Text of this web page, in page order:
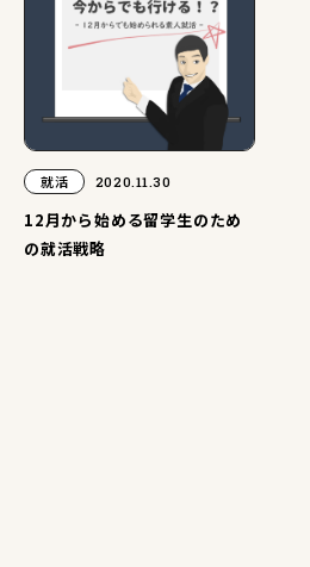
就活 2020.11.30
12月から始める留学生のため
の就活戦略